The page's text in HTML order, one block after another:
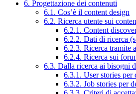
6. Progettazione dei contenuti
6.1. Cos’è il content design
6.2. Ricerca utente sui
6.2.1. Content
6.2.2. Dati di ricerca
6.2.3. Ricerca tramite
6.2.4. Ricerca sui
6.3. Dalla ricerca ai bisogni
6.3.1. User stories
6.3.2. Job stories per